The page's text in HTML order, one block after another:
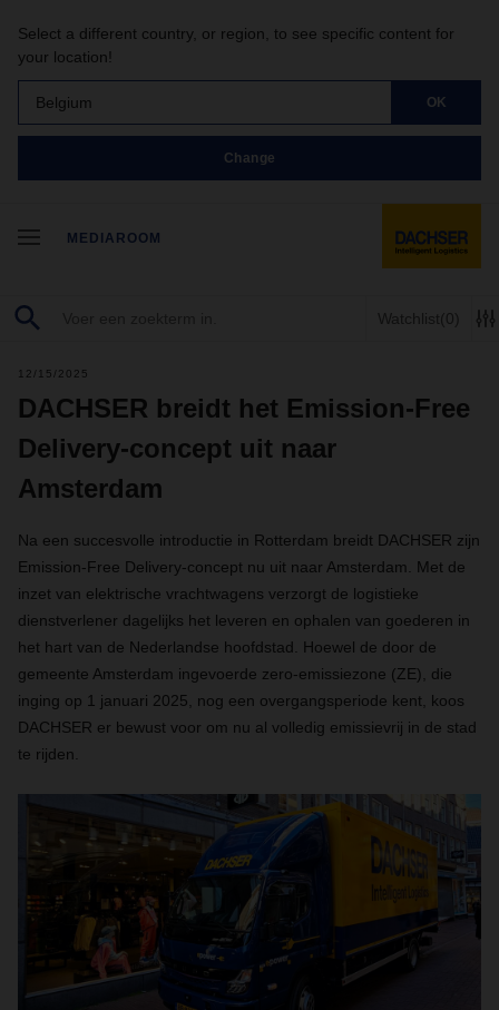
Select a different country, or region, to see specific content for
your location!
Belgium OK
Change
MEDIAROOM
Watchlist(0)
12/15/2025
DACHSER breidt het Emission-Free
Delivery-concept uit naar
Amsterdam
Na een succesvolle introductie in Rotterdam breidt DACHSER zijn
Emission-Free Delivery-concept nu uit naar Amsterdam. Met de
inzet van elektrische vrachtwagens verzorgt de logistieke
dienstverlener dagelijks het leveren en ophalen van goederen in
het hart van de Nederlandse hoofdstad. Hoewel de door de
gemeente Amsterdam ingevoerde zero-emissiezone (ZE), die
inging op 1 januari 2025, nog een overgangsperiode kent, koos
DACHSER er bewust voor om nu al volledig emissievrij in de stad
te rijden.